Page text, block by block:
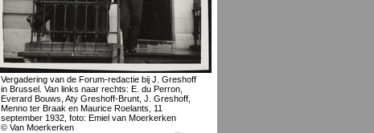
Vergadering van de Forum-redactie bij J. Greshoff
in Brussel. Van links naar rechts: E. du Perron,
Everard Bouws, Aty Greshoff-Brunt, J. Greshoff,
Menno ter Braak en Maurice Roelants, 11
september 1932, foto: Emiel van Moerkerken
© Van Moerkerken